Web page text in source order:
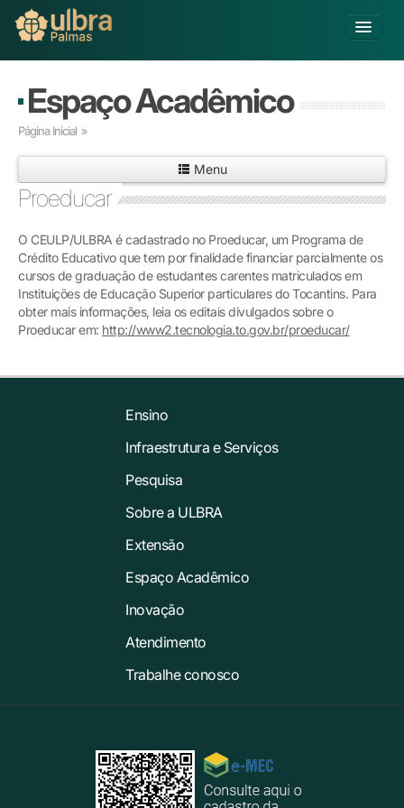
Buscar
Matricule-se
Graduação
Pós-graduação
Educação a Distância
Pesquisa
Extensão
Inovação
Espaço Acadêmico
Página Inicial »
Menu
Proeducar
O CEULP/ULBRA é cadastrado no Proeducar, um Programa de
Crédito Educativo que tem por finalidade financiar parcialmente os
cursos de graduação de estudantes carentes matriculados em
Instituições de Educação Superior particulares do Tocantins. Para
obter mais informações, leia os editais divulgados sobre o
Proeducar em: http://www2.tecnologia.to.gov.br/proeducar/
Ensino
Infraestrutura e Serviços
Pesquisa
Sobre a ULBRA
Extensão
Espaço Acadêmico
Inovação
Atendimento
Trabalhe conosco